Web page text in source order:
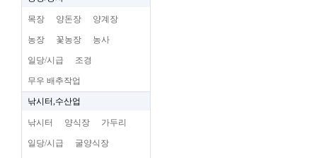
목장 양돈장 양계장
농장 꽃농장 농사
일당/시급 조경
무우 배추작업
낚시터,수산업
낚시터 양식장 가두리
일당/시급 굴양식장